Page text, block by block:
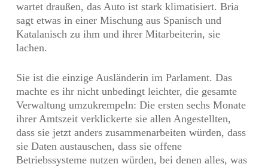
wartet draußen, das Auto ist stark klimatisiert. Bria
sagt etwas in einer Mischung aus Spanisch und
Katalanisch zu ihm und ihrer Mitarbeiterin, sie
lachen.
Sie ist die einzige Ausländerin im Parlament. Das
machte es ihr nicht unbedingt leichter, die gesamte
Verwaltung umzukrempeln: Die ersten sechs Monate
ihrer Amtszeit verklickerte sie allen Angestellten,
dass sie jetzt anders zusammenarbeiten würden, dass
sie Daten austauschen, dass sie offene
Betriebssysteme nutzen würden, bei denen alles, was